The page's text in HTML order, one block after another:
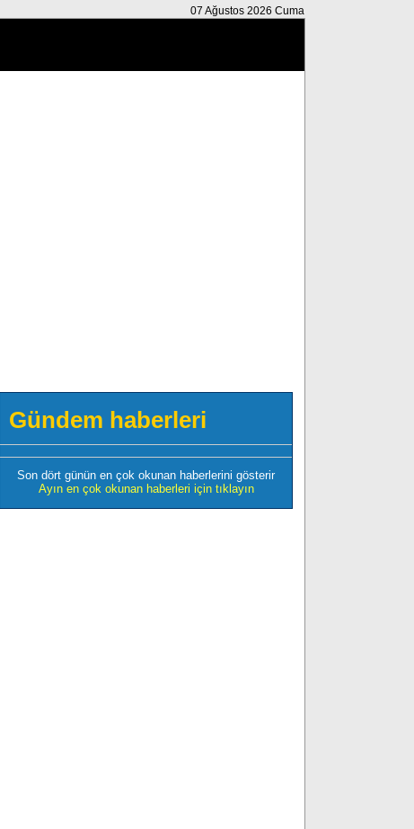
07 Ağustos 2026 Cuma
Gündem haberleri
Son dört günün en çok okunan haberlerini gösterir
Ayın en çok okunan haberleri için tıklayın